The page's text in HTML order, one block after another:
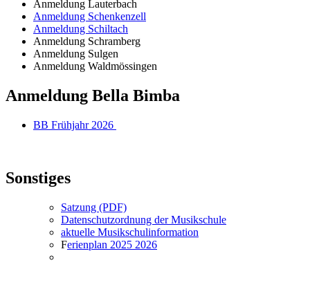
Anmeldung Lauterbach
Anmeldung Schenkenzell
Anmeldung Schiltach
Anmeldung Schramberg
Anmeldung Sulgen
Anmeldung Waldmössingen
Anmeldung Bella Bimba
BB Frühjahr 2026
Sonstiges
Satzung (PDF)
Datenschutzordnung der Musikschule
aktuelle Musikschulinformation
Ferienplan 2025 2026